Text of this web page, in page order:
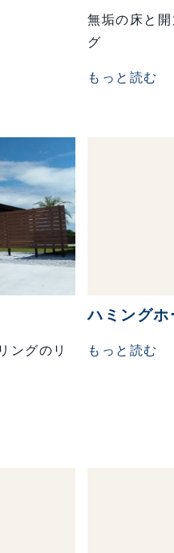
無垢の床と
グ
もっと読む
ングのリ
ハミングホ
もっと読む